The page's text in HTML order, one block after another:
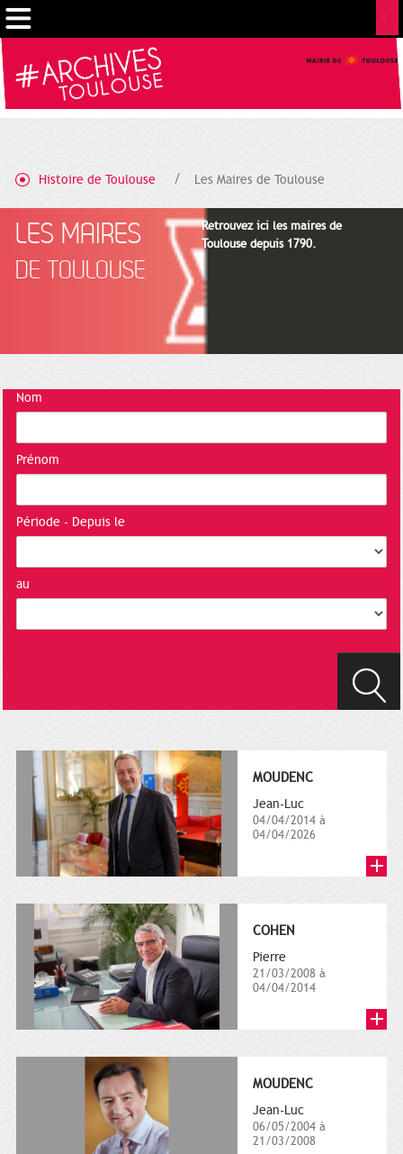
Histoire de Toulouse Les Maires de Toulouse
LES MAIRES
DE TOULOUSE
Retrouvez ici les maires de
Toulouse depuis 1790.
Nom
Prénom
Période - Depuis le
au
MOUDENC
Jean-Luc
04/04/2014 à
04/04/2026
COHEN
Pierre
21/03/2008 à
04/04/2014
MOUDENC
Jean-Luc
06/05/2004 à
21/03/2008
Cookies management panel